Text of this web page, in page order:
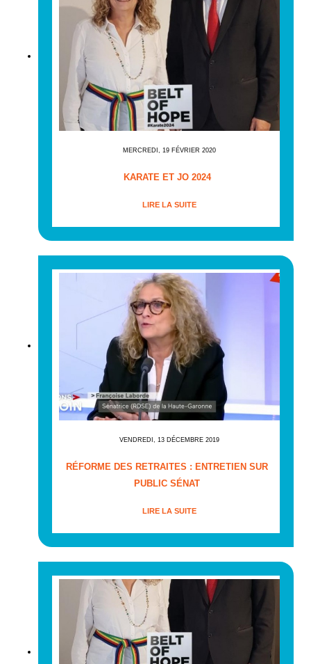
MERCREDI, 19 FÉVRIER 2020
KARATE ET JO 2024
LIRE LA SUITE
VENDREDI, 13 DÉCEMBRE 2019
RÉFORME DES RETRAITES : ENTRETIEN SUR
PUBLIC SÉNAT
LIRE LA SUITE